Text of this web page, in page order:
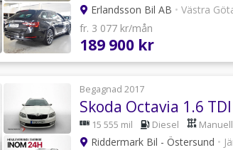
Erlandsson Bil AB • Västra
fr. 3 077 kr/mån
189 900 kr
Begagnad 2017
15 555 mil Diesel Manuell
Riddermark Bil - Östersund •